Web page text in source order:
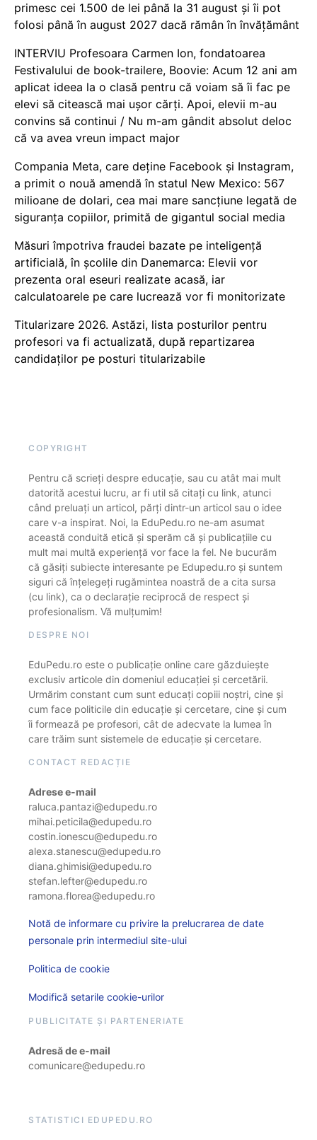
primesc cei 1.500 de lei până la 31 august și îi pot
folosi până în august 2027 dacă rămân în învățământ
INTERVIU Profesoara Carmen Ion, fondatoarea
Festivalului de book-trailere, Boovie: Acum 12 ani am
aplicat ideea la o clasă pentru că voiam să îi fac pe
elevi să citească mai ușor cărți. Apoi, elevii m-au
convins să continui / Nu m-am gândit absolut deloc
că va avea vreun impact major
Compania Meta, care deține Facebook și Instagram,
a primit o nouă amendă în statul New Mexico: 567
milioane de dolari, cea mai mare sancțiune legată de
siguranța copiilor, primită de gigantul social media
Măsuri împotriva fraudei bazate pe inteligență
artificială, în școlile din Danemarca: Elevii vor
prezenta oral eseuri realizate acasă, iar
calculatoarele pe care lucrează vor fi monitorizate
Titularizare 2026. Astăzi, lista posturilor pentru
profesori va fi actualizată, după repartizarea
candidaților pe posturi titularizabile
COPYRIGHT
Pentru că scrieți despre educație, sau cu atât mai mult
datorită acestui lucru, ar fi util să citați cu link, atunci
când preluați un articol, părți dintr-un articol sau o idee
care v-a inspirat. Noi, la EduPedu.ro ne-am asumat
această conduită etică și sperăm că și publicațiile cu
mult mai multă experiență vor face la fel. Ne bucurăm
că găsiți subiecte interesante pe Edupedu.ro și suntem
siguri că înțelegeți rugămintea noastră de a cita sursa
(cu link), ca o declarație reciprocă de respect și
profesionalism. Vă mulțumim!
DESPRE NOI
EduPedu.ro este o publicație online care găzduiește
exclusiv articole din domeniul educației și cercetării.
Urmărim constant cum sunt educați copiii noștri, cine și
cum face politicile din educație și cercetare, cine și cum
îi formează pe profesori, cât de adecvate la lumea în
care trăim sunt sistemele de educație și cercetare.
CONTACT REDACȚIE
Adrese e-mail
raluca.pantazi@edupedu.ro
mihai.peticila@edupedu.ro
costin.ionescu@edupedu.ro
alexa.stanescu@edupedu.ro
diana.ghimisi@edupedu.ro
stefan.lefter@edupedu.ro
ramona.florea@edupedu.ro
Notă de informare cu privire la prelucrarea de date
personale prin intermediul site-ului
Politica de cookie
Modifică setarile cookie-urilor
PUBLICITATE ȘI PARTENERIATE
Adresă de e-mail
comunicare@edupedu.ro
STATISTICI EDUPEDU.RO